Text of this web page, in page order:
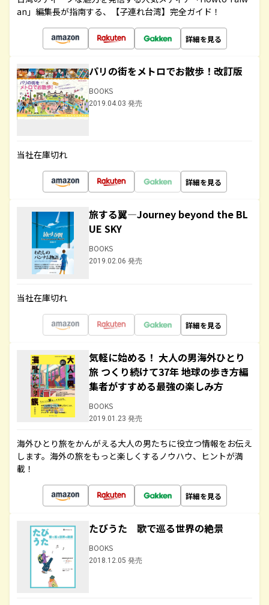
an」編集長が指南する、【子連れ台湾】完全ガイド！
詳細を見る
パリの街をメトロでお散歩！改訂版
BOOKS
2019.04.03 発売
当社在庫切れ
詳細を見る
旅する翼―Journey beyond the BL
UE SKY
BOOKS
2019.02.06 発売
当社在庫切れ
詳細を見る
気軽に始める！ 大人の男海外ひとり
旅 つくり続けて37年 地球の歩き方編
集者がすすめる最強の楽しみ方
BOOKS
2019.01.23 発売
海外ひとり旅をかんがえる大人の男たちに役立つ情報をお伝え
します。海外の旅をもっと楽しくするノウハウ、ヒントが満
載！
詳細を見る
たびうた 歌で巡る世界の絶景
BOOKS
2018.12.05 発売